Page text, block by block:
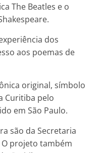
The Beatles e o
dos
aos poemas de
original, símbolo
Curitiba pelo
em São Paulo.
são da Secretaria
projeto também